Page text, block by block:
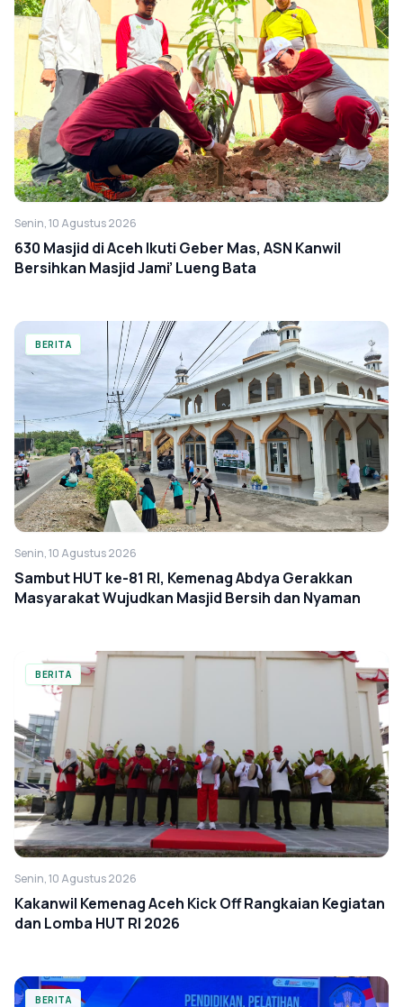
Senin, 10 Agustus 2026
630 Masjid di Aceh Ikuti Geber Mas, ASN Kanwil
Bersihkan Masjid Jami’ Lueng Bata
BERITA
Senin, 10 Agustus 2026
Sambut HUT ke-81 RI, Kemenag Abdya Gerakkan
Masyarakat Wujudkan Masjid Bersih dan Nyaman
BERITA
Senin, 10 Agustus 2026
Kakanwil Kemenag Aceh Kick Off Rangkaian Kegiatan
dan Lomba HUT RI 2026
BERITA